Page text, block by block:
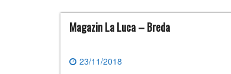
Magazin La Luca – Breda
23/11/2018